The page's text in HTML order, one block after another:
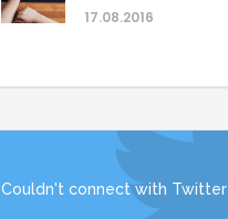
17.08.2016
Couldn't connect with Twitter